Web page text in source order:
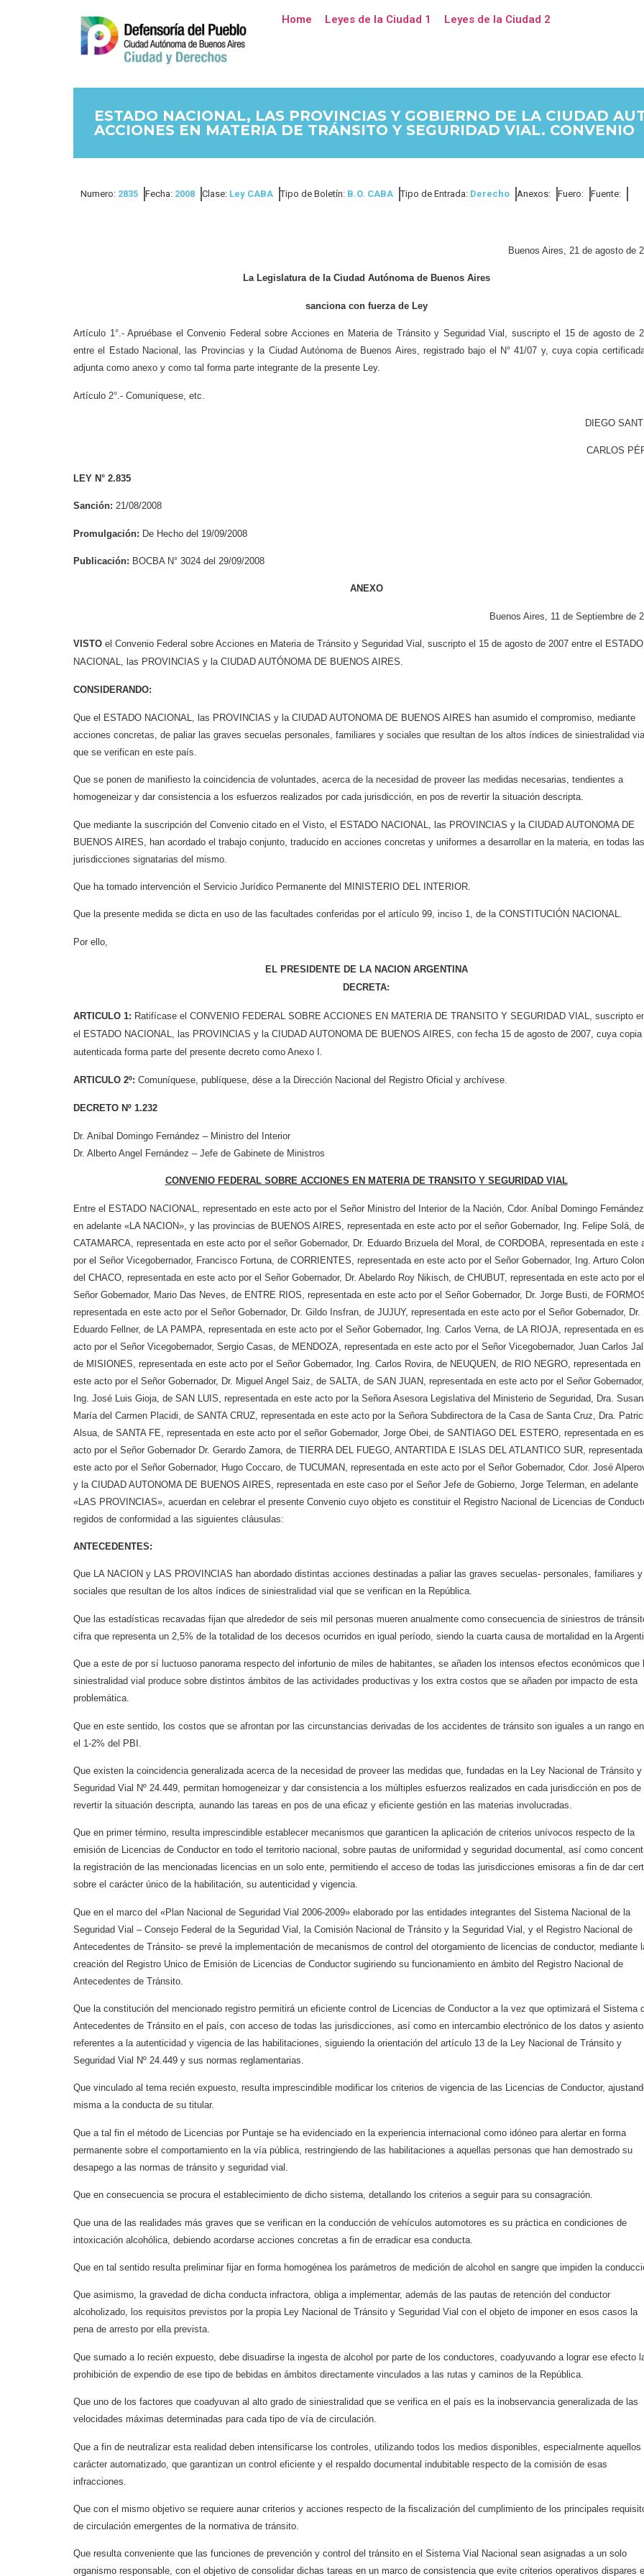
Home Leyes de la Ciudad 1 Leyes de la Ciudad 2
ESTADO NACIONAL, LAS PROVINCIAS Y GOBIERNO DE LA CIUDAD
ACCIONES EN MATERIA DE TRÁNSITO Y SEGURIDAD VIAL. CONVENIO
Numero: 2835 Fecha: 2008 Clase: Ley CABA Tipo de Boletín: B.O. CABA Tipo de Entrada: Derecho Anexos: Fuero: Fuente:
Buenos Aires, 21 de agosto de
La Legislatura de la Ciudad Autónoma de Buenos Aires
sanciona con fuerza de Ley
Artículo 1°.- Apruébase el Convenio Federal sobre Acciones en Materia de Tránsito y Seguridad Vial, suscripto el 15 de agosto de
entre el Estado Nacional, las Provincias y la Ciudad Autónoma de Buenos Aires, registrado bajo el N° 41/07 y, cuya copia
adjunta como anexo y como tal forma parte integrante de la presente Ley.
Artículo 2°.- Comuníquese, etc.
DIEGO
CARLOS
LEY N° 2.835
Sanción: 21/08/2008
Promulgación: De Hecho del 19/09/2008
Publicación: BOCBA N° 3024 del 29/09/2008
ANEXO
Buenos Aires, 11 de Septiembre de
VISTO el Convenio Federal sobre Acciones en Materia de Tránsito y Seguridad Vial, suscripto el 15 de agosto de 2007 entre el ESTADO
NACIONAL, las PROVINCIAS y la CIUDAD AUTÓNOMA DE BUENOS AIRES.
CONSIDERANDO:
Que el ESTADO NACIONAL, las PROVINCIAS y la CIUDAD AUTONOMA DE BUENOS AIRES han asumido el compromiso, mediante
acciones concretas, de paliar las graves secuelas personales, familiares y sociales que resultan de los altos índices de siniestralidad
que se verifican en este país.
Que se ponen de manifiesto la coincidencia de voluntades, acerca de la necesidad de proveer las medidas necesarias, tendientes a
homogeneizar y dar consistencia a los esfuerzos realizados por cada jurisdicción, en pos de revertir la situación descripta.
Que mediante la suscripción del Convenio citado en el Visto, el ESTADO NACIONAL, las PROVINCIAS y la CIUDAD AUTONOMA DE
BUENOS AIRES, han acordado el trabajo conjunto, traducido en acciones concretas y uniformes a desarrollar en la materia, en todas las
jurisdicciones signatarias del mismo.
Que ha tomado intervención el Servicio Jurídico Permanente del MINISTERIO DEL INTERIOR.
Que la presente medida se dicta en uso de las facultades conferidas por el artículo 99, inciso 1, de la CONSTITUCIÓN NACIONAL.
Por ello,
EL PRESIDENTE DE LA NACION ARGENTINA
DECRETA:
ARTICULO 1: Ratifícase el CONVENIO FEDERAL SOBRE ACCIONES EN MATERIA DE TRANSITO Y SEGURIDAD VIAL, suscripto
el ESTADO NACIONAL, las PROVINCIAS y la CIUDAD AUTONOMA DE BUENOS AIRES, con fecha 15 de agosto de 2007, cuya copia
autenticada forma parte del presente decreto como Anexo I.
ARTICULO 2º: Comuníquese, publíquese, dése a la Dirección Nacional del Registro Oficial y archívese.
DECRETO Nº 1.232
Dr. Aníbal Domingo Fernández – Ministro del Interior
Dr. Alberto Angel Fernández – Jefe de Gabinete de Ministros
CONVENIO FEDERAL SOBRE ACCIONES EN MATERIA DE TRANSITO Y SEGURIDAD VIAL
Entre el ESTADO NACIONAL, representado en este acto por el Señor Ministro del Interior de la Nación, Cdor. Aníbal Domingo
en adelante «LA NACION», y las provincias de BUENOS AIRES, representada en este acto por el señor Gobernador, Ing. Felipe Solá, de
CATAMARCA, representada en este acto por el señor Gobernador, Dr. Eduardo Brizuela del Moral, de CORDOBA, representada en este
por el Señor Vicegobernador, Francisco Fortuna, de CORRIENTES, representada en este acto por el Señor Gobernador, Ing. Arturo
del CHACO, representada en este acto por el Señor Gobernador, Dr. Abelardo Roy Nikisch, de CHUBUT, representada en este acto por el
Señor Gobernador, Mario Das Neves, de ENTRE RIOS, representada en este acto por el Señor Gobernador, Dr. Jorge Busti, de
representada en este acto por el Señor Gobernador, Dr. Gildo Insfran, de JUJUY, representada en este acto por el Señor Gobernador, Dr.
Eduardo Fellner, de LA PAMPA, representada en este acto por el Señor Gobernador, Ing. Carlos Verna, de LA RIOJA, representada en
acto por el Señor Vicegobernador, Sergio Casas, de MENDOZA, representada en este acto por el Señor Vicegobernador, Juan Carlos
de MISIONES, representada en este acto por el Señor Gobernador, Ing. Carlos Rovira, de NEUQUEN, de RIO NEGRO, representada en
este acto por el Señor Gobernador, Dr. Miguel Angel Saiz, de SALTA, de SAN JUAN, representada en este acto por el Señor Gobernador,
Ing. José Luis Gioja, de SAN LUIS, representada en este acto por la Señora Asesora Legislativa del Ministerio de Seguridad, Dra.
María del Carmen Placidi, de SANTA CRUZ, representada en este acto por la Señora Subdirectora de la Casa de Santa Cruz, Dra.
Alsua, de SANTA FE, representada en este acto por el señor Gobernador, Jorge Obei, de SANTIAGO DEL ESTERO, representada en
acto por el Señor Gobernador Dr. Gerardo Zamora, de TIERRA DEL FUEGO, ANTARTIDA E ISLAS DEL ATLANTICO SUR,
este acto por el Señor Gobernador, Hugo Coccaro, de TUCUMAN, representada en este acto por el Señor Gobernador, Cdor. José
y la CIUDAD AUTONOMA DE BUENOS AIRES, representada en este caso por el Señor Jefe de Gobierno, Jorge Telerman, en adelante
«LAS PROVINCIAS», acuerdan en celebrar el presente Convenio cuyo objeto es constituir el Registro Nacional de Licencias de
regidos de conformidad a las siguientes cláusulas:
ANTECEDENTES:
Que LA NACION y LAS PROVINCIAS han abordado distintas acciones destinadas a paliar las graves secuelas- personales, familiares y
sociales que resultan de los altos índices de siniestralidad vial que se verifican en la República.
Que las estadísticas recavadas fijan que alrededor de seis mil personas mueren anualmente como consecuencia de siniestros de
cifra que representa un 2,5% de la totalidad de los decesos ocurridos en igual período, siendo la cuarta causa de mortalidad en la
Que a este de por sí luctuoso panorama respecto del infortunio de miles de habitantes, se añaden los intensos efectos económicos que
siniestralidad vial produce sobre distintos ámbitos de las actividades productivas y los extra costos que se añaden por impacto de esta
problemática.
Que en este sentido, los costos que se afrontan por las circunstancias derivadas de los accidentes de tránsito son iguales a un rango
el 1-2% del PBI.
Que existen la coincidencia generalizada acerca de la necesidad de proveer las medidas que, fundadas en la Ley Nacional de Tránsito y
Seguridad Vial Nº 24.449, permitan homogeneizar y dar consistencia a los múltiples esfuerzos realizados en cada jurisdicción en pos de
revertir la situación descripta, aunando las tareas en pos de una eficaz y eficiente gestión en las materias involucradas.
Que en primer término, resulta imprescindible establecer mecanismos que garanticen la aplicación de criterios unívocos respecto de la
emisión de Licencias de Conductor en todo el territorio nacional, sobre pautas de uniformidad y seguridad documental, así como
la registración de las mencionadas licencias en un solo ente, permitiendo el acceso de todas las jurisdicciones emisoras a fin de dar
sobre el carácter único de la habilitación, su autenticidad y vigencia.
Que en el marco del «Plan Nacional de Seguridad Vial 2006-2009» elaborado por las entidades integrantes del Sistema Nacional de la
Seguridad Vial – Consejo Federal de la Seguridad Vial, la Comisión Nacional de Tránsito y la Seguridad Vial, y el Registro Nacional de
Antecedentes de Tránsito- se prevé la implementación de mecanismos de control del otorgamiento de licencias de conductor, mediante
creación del Registro Unico de Emisión de Licencias de Conductor sugiriendo su funcionamiento en ámbito del Registro Nacional de
Antecedentes de Tránsito.
Que la constitución del mencionado registro permitirá un eficiente control de Licencias de Conductor a la vez que optimizará el Sistema
Antecedentes de Tránsito en el país, con acceso de todas las jurisdicciones, así como en intercambio electrónico de los datos y
referentes a la autenticidad y vigencia de las habilitaciones, siguiendo la orientación del artículo 13 de la Ley Nacional de Tránsito y
Seguridad Vial Nº 24.449 y sus normas reglamentarias.
Que vinculado al tema recién expuesto, resulta imprescindible modificar los criterios de vigencia de las Licencias de Conductor,
misma a la conducta de su titular.
Que a tal fin el método de Licencias por Puntaje se ha evidenciado en la experiencia internacional como idóneo para alertar en forma
permanente sobre el comportamiento en la vía pública, restringiendo de las habilitaciones a aquellas personas que han demostrado su
desapego a las normas de tránsito y seguridad vial.
Que en consecuencia se procura el establecimiento de dicho sistema, detallando los criterios a seguir para su consagración.
Que una de las realidades más graves que se verifican en la conducción de vehículos automotores es su práctica en condiciones de
intoxicación alcohólica, debiendo acordarse acciones concretas a fin de erradicar esa conducta.
Que en tal sentido resulta preliminar fijar en forma homogénea los parámetros de medición de alcohol en sangre que impiden la
Que asimismo, la gravedad de dicha conducta infractora, obliga a implementar, además de las pautas de retención del conductor
alcoholizado, los requisitos previstos por la propia Ley Nacional de Tránsito y Seguridad Vial con el objeto de imponer en esos casos la
pena de arresto por ella prevista.
Que sumado a lo recién expuesto, debe disuadirse la ingesta de alcohol por parte de los conductores, coadyuvando a lograr ese efecto
prohibición de expendio de ese tipo de bebidas en ámbitos directamente vinculados a las rutas y caminos de la República.
Que uno de los factores que coadyuvan al alto grado de siniestralidad que se verifica en el país es la inobservancia generalizada de las
velocidades máximas determinadas para cada tipo de vía de circulación.
Que a fin de neutralizar esta realidad deben intensificarse los controles, utilizando todos los medios disponibles, especialmente aquellos
carácter automatizado, que garantizan un control eficiente y el respaldo documental indubitable respecto de la comisión de esas
infracciones.
Que con el mismo objetivo se requiere aunar criterios y acciones respecto de la fiscalización del cumplimiento de los principales
de circulación emergentes de la normativa de tránsito.
Que resulta conveniente que las funciones de prevención y control del tránsito en el Sistema Vial Nacional sean asignadas a un solo
organismo responsable, con el objetivo de consolidar dichas tareas en un marco de consistencia que evite criterios operativos dispares